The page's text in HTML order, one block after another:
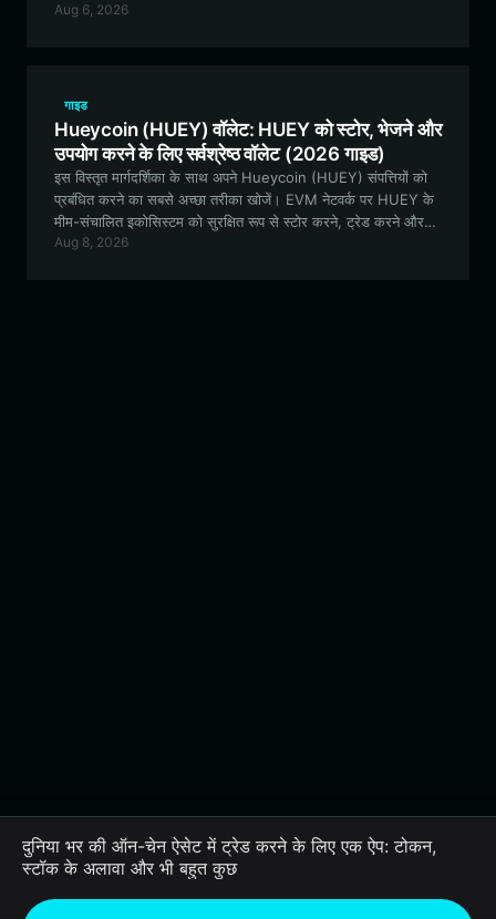
की सुविधाओं, लाभों और चरण-दर-चरण प्रक्रियाओं का पता लगाती है।
Aug 6, 2026
गाइड
Hueycoin (HUEY) वॉलेट: HUEY को स्टोर, भेजने और
उपयोग करने के लिए सर्वश्रेष्ठ वॉलेट (2026 गाइड)
इस विस्तृत मार्गदर्शिका के साथ अपने Hueycoin (HUEY) संपत्तियों को
प्रबंधित करने का सबसे अच्छा तरीका खोजें। EVM नेटवर्क पर HUEY के
मीम-संचालित इकोसिस्टम को सुरक्षित रूप से स्टोर करने, ट्रेड करने और
उससे जुड़ने के लिए Bitget Wallet का लाभ उठाना सीखें।
Aug 8, 2026
दुनिया भर की ऑन-चेन ऐसेट में ट्रेड करने के लिए एक ऐप: टोकन,
स्टॉक के अलावा और भी बहुत कुछ